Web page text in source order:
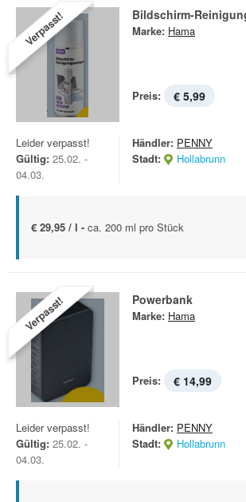
Verpasst! Bildschirm-
Marke: Hama
Preis: € 5,99
Leider verpasst!
Gültig: 25.02. -
04.03.
Händler: PENNY
Stadt:
Hollabrunn
€ 29,95 / l - ca. 200 ml pro Stück
Verpasst! Powerbank
Marke: Hama
Preis: € 14,99
Leider verpasst!
Gültig: 25.02. -
04.03.
Händler: PENNY
Stadt:
Hollabrunn